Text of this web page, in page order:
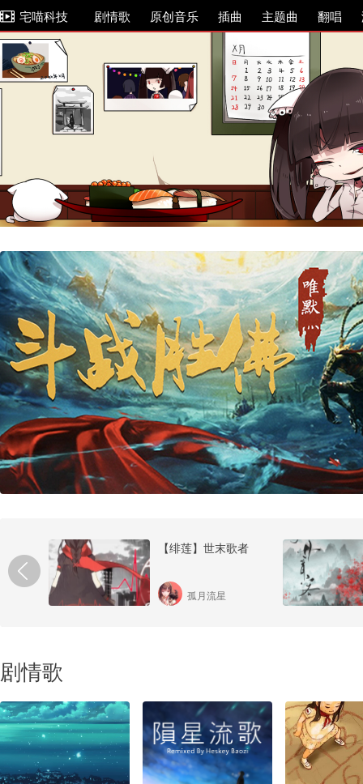
宅喵科技 剧情歌 原创音乐 插曲 主题曲 翻唱
【绯莲】世末歌者
孤月流星
剧情歌